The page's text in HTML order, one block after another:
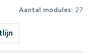
Aantal modules: 27